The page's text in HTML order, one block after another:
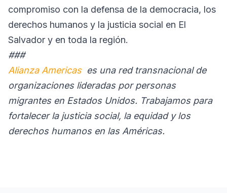
compromiso con la defensa de la democracia, los
derechos humanos y la justicia social en El
Salvador y en toda la región.
###
Alianza Americases una red transnacional de
organizaciones lideradas por personas
migrantes en Estados Unidos. Trabajamos para
fortalecer la justicia social, la equidad y los
derechos humanos en las Américas.